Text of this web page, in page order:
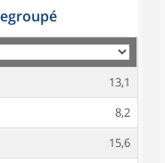
13,1
8,2
15,6